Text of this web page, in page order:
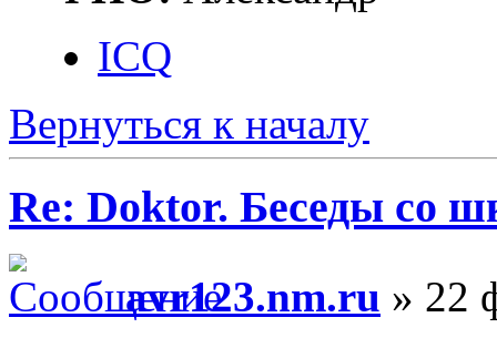
ICQ
Вернуться к началу
Re: Doktor. Беседы со
avr123.nm.ru » 22